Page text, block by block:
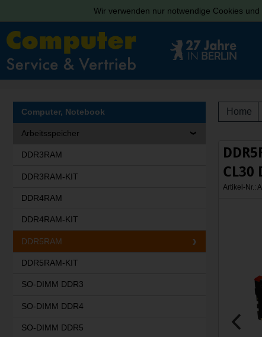
Wir verwenden nur notwendige Cookies
Home
CL30
Artikel-Nr.:
Computer, Notebook
Arbeitsspeicher
DDR3RAM
DDR3RAM-KIT
DDR4RAM
DDR4RAM-KIT
DDR5RAM
DDR5RAM-KIT
SO-DIMM DDR3
SO-DIMM DDR4
SO-DIMM DDR5